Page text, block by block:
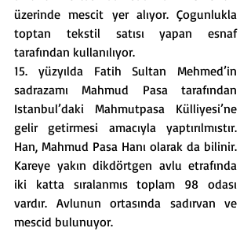
üzerinde mescit yer alıyor. Çogunlukla
toptan tekstil satısı yapan esnaf
tarafından kullanılıyor.
15. yüzyılda Fatih Sultan Mehmed’in
sadrazamı Mahmud Pasa tarafından
Istanbul’daki Mahmutpasa Külliyesi’ne
gelir getirmesi amacıyla yaptırılmıstır.
Han, Mahmud Pasa Hanı olarak da bilinir.
Kareye yakın dikdörtgen avlu etrafında
iki katta sıralanmıs toplam 98 odası
vardır. Avlunun ortasında sadırvan ve
mescid bulunuyor.